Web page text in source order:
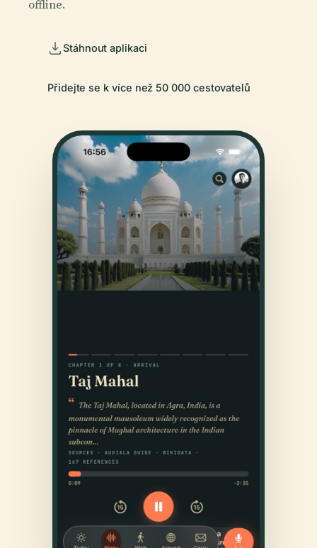
offline.
Stáhnout aplikaci
Přidejte se k více než 50 000 cestovatelů